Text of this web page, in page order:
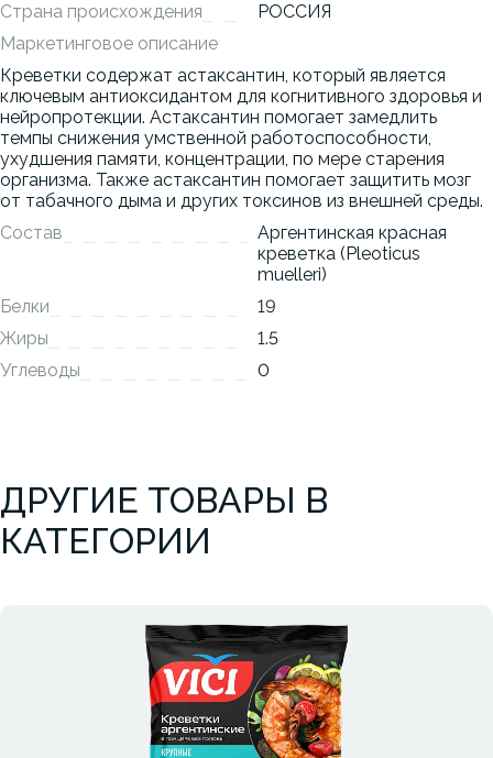
Страна происхождения
РОССИЯ
Маркетинговое описание
Креветки содержат астаксантин, который является
ключевым антиоксидантом для когнитивного здоровья и
нейропротекции. Астаксантин помогает замедлить
темпы снижения умственной работоспособности,
ухудшения памяти, концентрации, по мере старения
организма. Также астаксантин помогает защитить мозг
от табачного дыма и других токсинов из внешней среды.
Состав
Аргентинская красная
креветка (Pleoticus
muelleri)
Белки
19
Жиры
1.5
Углеводы
0
ДРУГИЕ ТОВАРЫ В
КАТЕГОРИИ